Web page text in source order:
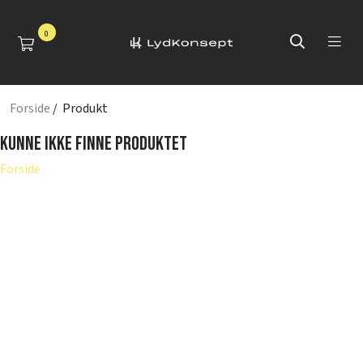
0
Forside / Produkt
Kunne ikke finne produktet
Forside